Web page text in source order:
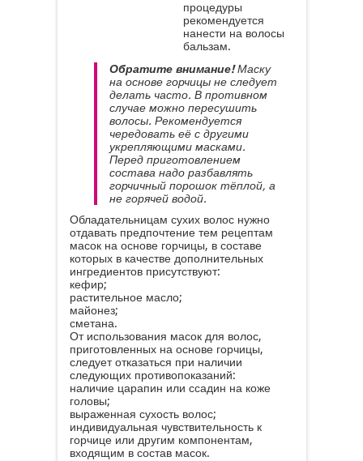
процедуры
рекомендуется
нанести на волосы
бальзам.
Обратите внимание!Маску
на основе горчицы не следует
делать часто. В противном
случае можно пересушить
волосы. Рекомендуется
чередовать её с другими
укрепляющими масками.
Перед приготовлением
состава надо разбавлять
горчичный порошок тёплой, а
не горячей водой.
Обладательницам сухих волос нужно
отдавать предпочтение тем рецептам
масок на основе горчицы, в составе
которых в качестве дополнительных
ингредиентов присутствуют:
кефир;
растительное масло;
майонез;
сметана.
От использования масок для волос,
приготовленных на основе горчицы,
следует отказаться при наличии
следующих противопоказаний:
наличие царапин или ссадин на коже
головы;
выраженная сухость волос;
индивидуальная чувствительность к
горчице или другим компонентам,
входящим в состав масок.